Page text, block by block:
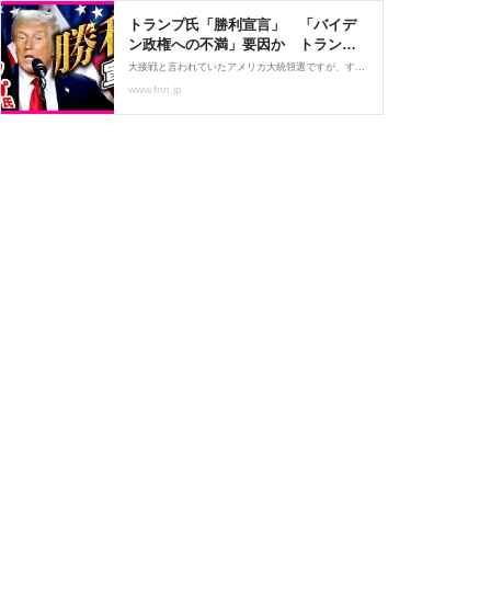
トランプ氏「勝利宣言」 「バイデ
ン政権への不満」要因か トランプ
氏は「絶対石破首相と合わない」不
安…｜FNNプライムオンライン
大接戦と言われていたアメリカ大統領選ですが、すでに「トランプ氏が勝利宣言」する状況になっています。■現地取材で感じた「バイデン政権への不満」ホワイトハウス周辺から現在の様子を水本記者が報告します。Ｑ．現地はいまどのような状況ですか？【ロサンゼルス支局 水本翔記者】「ホワイトハウス前は、メディアを除くとそれぞれの支持者が合わせて数十人集まっているような状況です。4年前の大統領選では、数百人以上が集まっていましたので、今は比較的落ち着いた状況です。警察官などは暴動に備えて厳戒態勢をとっていて、周辺…
www.fnn.jp